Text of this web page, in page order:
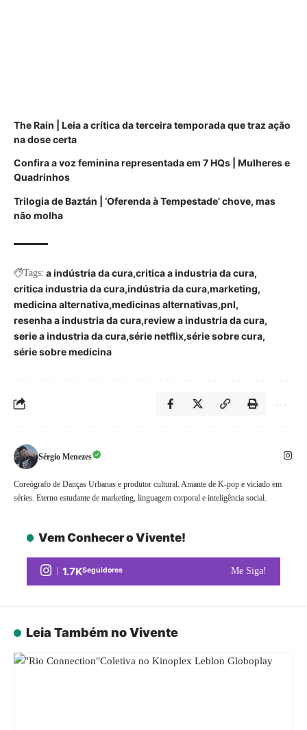
The Rain | Leia a crítica da terceira temporada que traz ação
na dose certa
Confira a voz feminina representada em 7 HQs | Mulheres e
Quadrinhos
Trilogia de Baztán | ‘Oferenda à Tempestade’ chove, mas
não molha
Tags: a indústria da cura critica a industria da cura
critica industria da cura indústria da cura marketing
medicina alternativa medicinas alternativas pnl
resenha a industria da cura review a industria da cura
serie a industria da cura série netflix série sobre cura
série sobre medicina
Sérgio Menezes
Coreógrafo de Danças Urbanas e produtor cultural. Amante de K-pop e viciado em
séries. Eterno estudante de marketing, linguagem corporal e inteligência social.
Vem Conhecer o Vivente!
1.7KSeguidores Me Siga!
Leia Também no Vivente